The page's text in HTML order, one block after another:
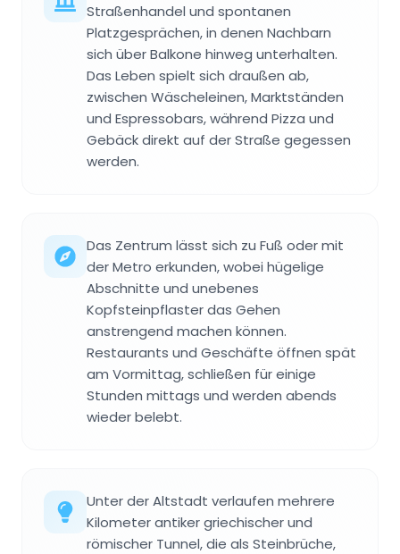
Straßenhandel und spontanen
Platzgesprächen, in denen Nachbarn
sich über Balkone hinweg unterhalten.
Das Leben spielt sich draußen ab,
zwischen Wäscheleinen, Marktständen
und Espressobars, während Pizza und
Gebäck direkt auf der Straße gegessen
werden.
Das Zentrum lässt sich zu Fuß oder mit
der Metro erkunden, wobei hügelige
Abschnitte und unebenes
Kopfsteinpflaster das Gehen
anstrengend machen können.
Restaurants und Geschäfte öffnen spät
am Vormittag, schließen für einige
Stunden mittags und werden abends
wieder belebt.
Unter der Altstadt verlaufen mehrere
Kilometer antiker griechischer und
römischer Tunnel, die als Steinbrüche,